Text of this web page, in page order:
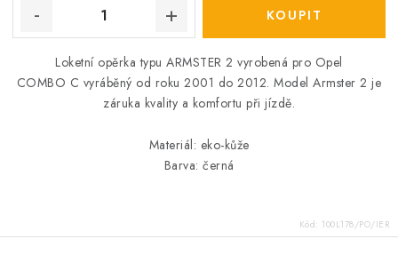
Loketní opěrka typu ARMSTER 2 vyrobená pro Opel
COMBO C vyráběný od roku 2001 do 2012. Model Armster 2 je
záruka kvality a komfortu při jízdě.
Materiál: eko-kůže
Barva: černá
Kód: 100L178/PO/IER